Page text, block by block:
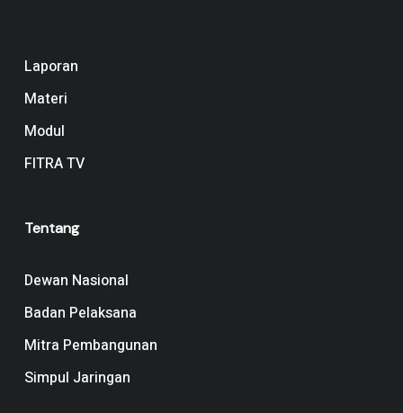
Laporan
Materi
Modul
FITRA TV
Tentang
Dewan Nasional
Badan Pelaksana
Mitra Pembangunan
Simpul Jaringan